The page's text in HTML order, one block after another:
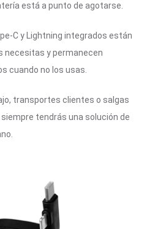
está a punto de agotarse.
C y Lightning integrados están
necesitas y permanecen
cuando no los usas.
transportes clientes o salgas
tendrás una solución de